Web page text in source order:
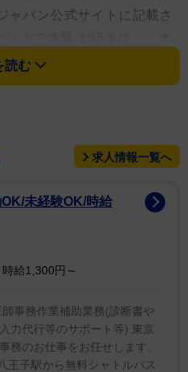
ャパン公式サイトに記載さ
れているガブリアスのプロ
重さ95.0キロで確かに一
と気づいたという。
されたゲーム「ポケットモ
ル」で初登場したポケモ
ロナの切り札で知られるな
人気を誇り〝ポケモン界の
も相まって、大谷に対し
が主人公」など納得の声が
読む
求人情報一覧へ
未経験OK/時給
給1,300円～
事務作業補助業務(診断書や
力代行等のサポート等) 東京
務のお仕事をお任せします。
王子駅から無料シャトルバス